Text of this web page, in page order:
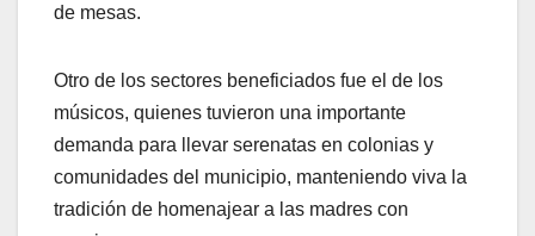
de mesas.
Otro de los sectores beneficiados fue el de los
músicos, quienes tuvieron una importante
demanda para llevar serenatas en colonias y
comunidades del municipio, manteniendo viva la
tradición de homenajear a las madres con